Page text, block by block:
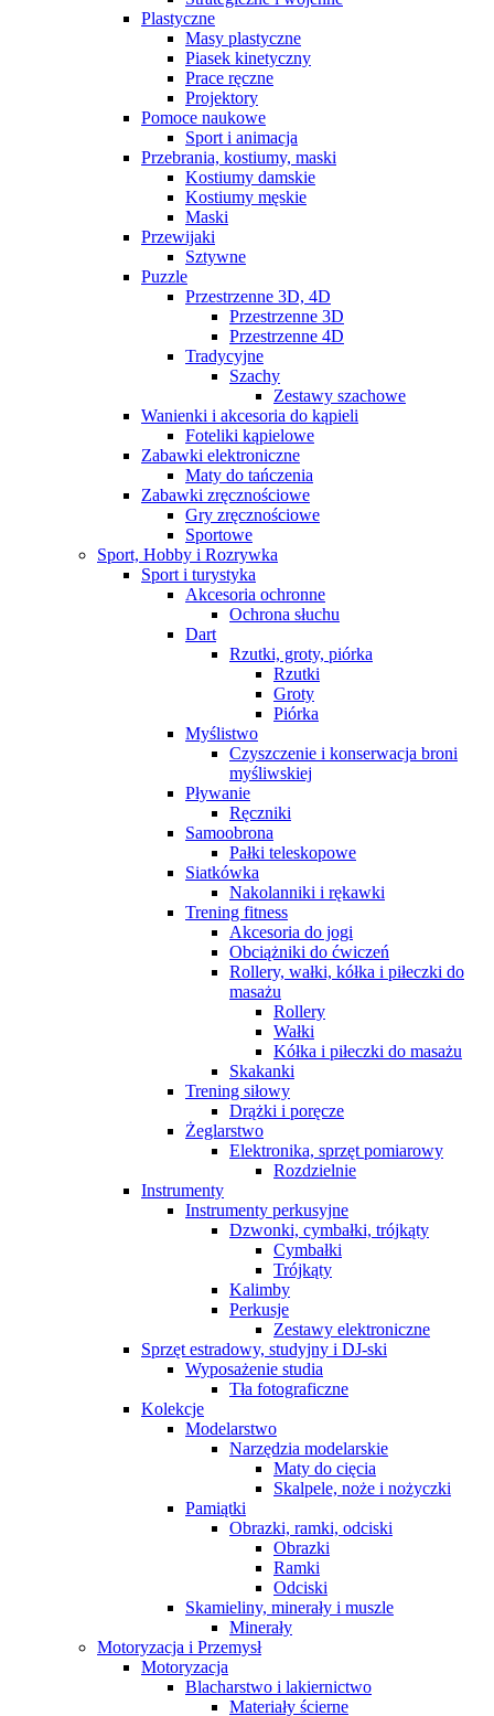
Plastyczne
Masy plastyczne
Piasek kinetyczny
Prace ręczne
Projektory
Pomoce naukowe
Sport i animacja
Przebrania, kostiumy, maski
Kostiumy damskie
Kostiumy męskie
Maski
Przewijaki
Sztywne
Puzzle
Przestrzenne 3D, 4D
Przestrzenne 3D
Przestrzenne 4D
Tradycyjne
Szachy
Zestawy szachowe
Wanienki i akcesoria do kąpieli
Foteliki kąpielowe
Zabawki elektroniczne
Maty do tańczenia
Zabawki zręcznościowe
Gry zręcznościowe
Sportowe
Sport, Hobby i Rozrywka
Sport i turystyka
Akcesoria ochronne
Ochrona słuchu
Dart
Rzutki, groty, piórka
Rzutki
Groty
Piórka
Myślistwo
Czyszczenie i konserwacja broni
myśliwskiej
Pływanie
Ręczniki
Samoobrona
Pałki teleskopowe
Siatkówka
Nakolanniki i rękawki
Trening fitness
Akcesoria do jogi
Obciążniki do ćwiczeń
Rollery, wałki, kółka i piłeczki do
masażu
Rollery
Wałki
Kółka i piłeczki do masażu
Skakanki
Trening siłowy
Drążki i poręcze
Żeglarstwo
Elektronika, sprzęt pomiarowy
Rozdzielnie
Instrumenty
Instrumenty perkusyjne
Dzwonki, cymbałki, trójkąty
Cymbałki
Trójkąty
Kalimby
Perkusje
Zestawy elektroniczne
Sprzęt estradowy, studyjny i DJ-ski
Wyposażenie studia
Tła fotograficzne
Kolekcje
Modelarstwo
Narzędzia modelarskie
Maty do cięcia
Skalpele, noże i nożyczki
Pamiątki
Obrazki, ramki, odciski
Obrazki
Ramki
Odciski
Skamieliny, minerały i muszle
Minerały
Motoryzacja i Przemysł
Motoryzacja
Blacharstwo i lakiernictwo
Materiały ścierne